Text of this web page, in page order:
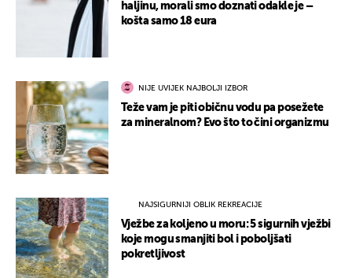
haljinu, morali smo doznati odakle je –
košta samo 18 eura
NIJE UVIJEK NAJBOLJI IZBOR
Teže vam je piti običnu vodu pa posežete
za mineralnom? Evo što to čini organizmu
NAJSIGURNIJI OBLIK REKREACIJE
Vježbe za koljeno u moru: 5 sigurnih vježbi
koje mogu smanjiti bol i poboljšati
pokretljivost